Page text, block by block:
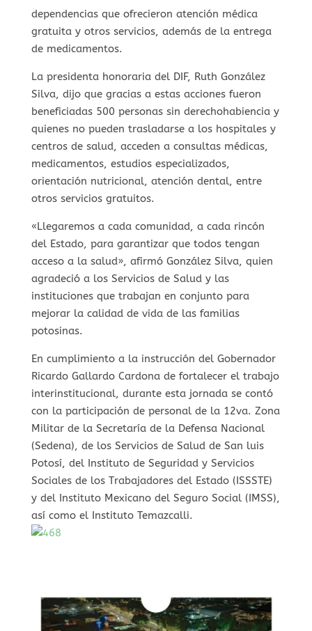
dependencias que ofrecieron atención médica
gratuita y otros servicios, además de la entrega
de medicamentos.
La presidenta honoraria del DIF, Ruth González
Silva, dijo que gracias a estas acciones fueron
beneficiadas 500 personas sin derechohabiencia y
quienes no pueden trasladarse a los hospitales y
centros de salud, acceden a consultas médicas,
medicamentos, estudios especializados,
orientación nutricional, atención dental, entre
otros servicios gratuitos.
«Llegaremos a cada comunidad, a cada rincón
del Estado, para garantizar que todos tengan
acceso a la salud», afirmó González Silva, quien
agradeció a los Servicios de Salud y las
instituciones que trabajan en conjunto para
mejorar la calidad de vida de las familias
potosinas.
En cumplimiento a la instrucción del Gobernador
Ricardo Gallardo Cardona de fortalecer el trabajo
interinstitucional, durante esta jornada se contó
con la participación de personal de la 12va. Zona
Militar de la Secretaría de la Defensa Nacional
(Sedena), de los Servicios de Salud de San luis
Potosí, del Instituto de Seguridad y Servicios
Sociales de los Trabajadores del Estado (ISSSTE)
y del Instituto Mexicano del Seguro Social (IMSS),
así como el Instituto Temazcalli.